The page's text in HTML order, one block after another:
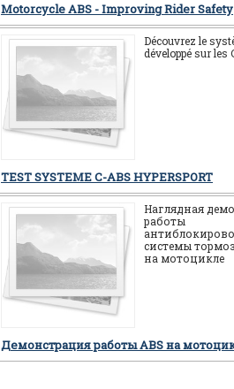
Motorcycle ABS - Improving Rider Safety
Découvrez le
développé sur les
TEST SYSTEME C-ABS HYPERSPORT
Наглядная
работы
системы
на мотоцикле
Демонстрация работы ABS на